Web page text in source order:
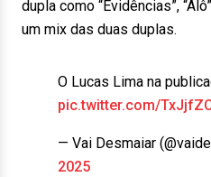
dupla como “Evidências”,
um mix das duas duplas.
O Lucas Lima na
pic.twitter.com/
— Vai Desmaiar
2025